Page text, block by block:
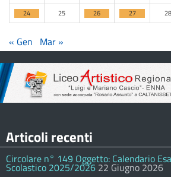
24
25 26 27 28
« Gen Mar »
Articoli recenti
Circolare n° 149 Oggetto: Calendario
Scolastico 2025/2026 22 Giugno 2026